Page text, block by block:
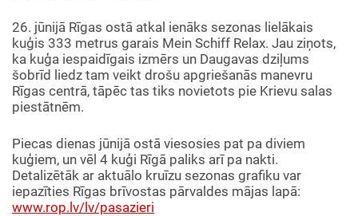
26. jūnijā Rīgas ostā atkal ienāks sezonas lielākais
kuģis 333 metrus garais Mein Schiff Relax. Jau ziņots,
ka kuģa iespaidīgais izmērs un Daugavas dziļums
šobrīd liedz tam veikt drošu apgriešanās manevru
Rīgas centrā, tāpēc tas tiks novietots pie Krievu salas
piestātnēm.
Piecas dienas jūnijā ostā viesosies pat pa diviem
kuģiem, un vēl 4 kuģi Rīgā paliks arī pa nakti.
Detalizētāk ar aktuālo kruīzu sezonas grafiku var
iepazīties Rīgas brīvostas pārvaldes mājas lapā:
www.rop.lv/lv/pasazieri